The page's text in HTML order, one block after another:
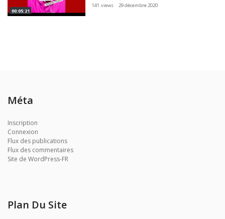
00:05:21
141 views
29 décembre 2020
Méta
Inscription
Connexion
Flux des publications
Flux des commentaires
Site de WordPress-FR
Plan Du Site